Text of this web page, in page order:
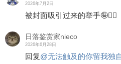
2026年7月2日
被封面吸引过来的举手🤪✋🏻
日落鉴赏家nieco
2026年6月28日
回复@无法触及的你留我独